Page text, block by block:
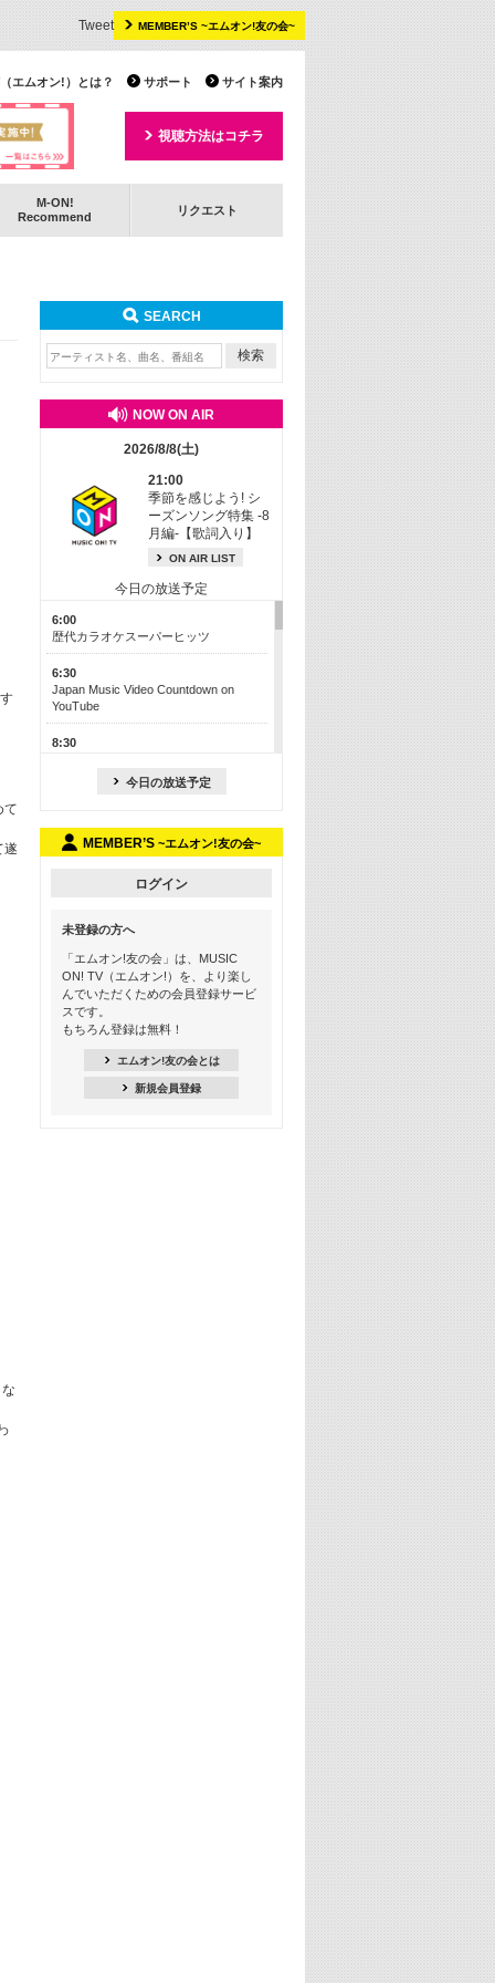
MEMBER’S ~エムオン!友の会~
Tweet
サイト案内
サポート
エムオン!）とは？
視聴方法はコチラ
M-ON!
Recommend
リクエスト
て
遂
SEARCH
NOW ON AIR
2026/8/8(土)
21:00
季節を感じよう! シ
ーズンソング特集 -8
月編-【歌詞入り】
ON AIR LIST
今日の放送予定
6:00
歴代カラオケスーパーヒッツ
6:30
Japan Music Video Countdown on
YouTube
8:30
M-ON! カラオケカウントダウン 50
Official髭男dism特集
よりぬき! この夏聴きたい! サマーソン
グメドレー【歌詞入り】
21:00
季節を感じよう! シーズンソング特集
-8月編-【歌詞入り】
ージックビデオ特集
今日の放送予定
MEMBER’S ~エムオン!友の会~
ログイン
未登録の方へ
「エムオン!友の会」は、MUSIC
ON! TV（エムオン!）を、より楽し
んでいただくための会員登録サービ
スです。
もちろん登録は無料！
エムオン!友の会とは
新規会員登録